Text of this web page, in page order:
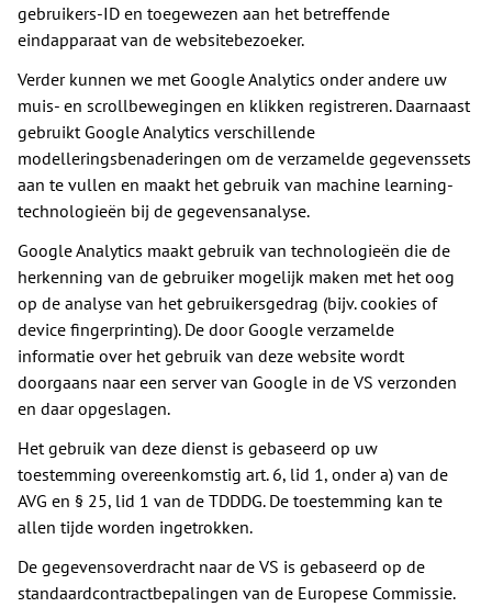
gebruikers-ID en toegewezen aan het betreffende
eindapparaat van de websitebezoeker.
Verder kunnen we met Google Analytics onder andere uw
muis- en scrollbewegingen en klikken registreren. Daarnaast
gebruikt Google Analytics verschillende
modelleringsbenaderingen om de verzamelde gegevenssets
aan te vullen en maakt het gebruik van machine learning-
technologieën bij de gegevensanalyse.
Google Analytics maakt gebruik van technologieën die de
herkenning van de gebruiker mogelijk maken met het oog
op de analyse van het gebruikersgedrag (bijv. cookies of
device fingerprinting). De door Google verzamelde
informatie over het gebruik van deze website wordt
doorgaans naar een server van Google in de VS verzonden
en daar opgeslagen.
Het gebruik van deze dienst is gebaseerd op uw
toestemming overeenkomstig art. 6, lid 1, onder a) van de
AVG en § 25, lid 1 van de TDDDG. De toestemming kan te
allen tijde worden ingetrokken.
De gegevensoverdracht naar de VS is gebaseerd op de
standaardcontractbepalingen van de Europese Commissie.